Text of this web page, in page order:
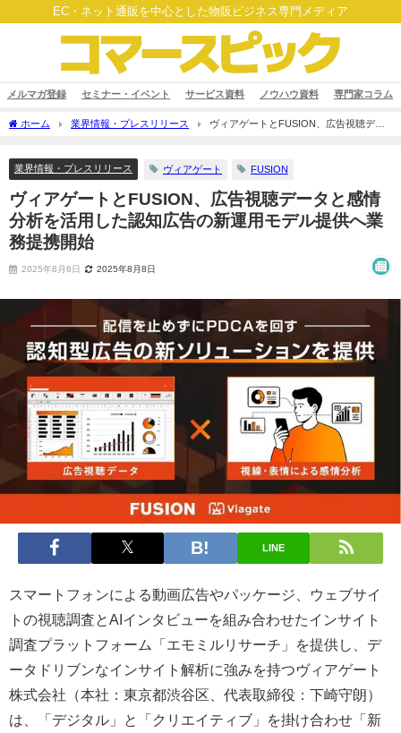
EC・ネット通販を中心とした物販ビジネス専門メディア
メルマガ登録 セミナー・イベント サービス資料 ノウハウ資料 専門家コラム
ホーム 業界情報・プレスリリース
ヴィアゲートとFUSION、広告視聴デー
業界情報・プレスリリース ヴィアゲート FUSION
ヴィアゲートとFUSION、広告視聴データと感情
分析を活用した認知広告の新運用モデル提供へ業
務提携開始
2025年8月8日 2025年8月8日
LINE
スマートフォンによる動画広告やパッケージ、ウェブサイ
トの視聴調査とAIインタビューを組み合わせたインサイト
調査プラットフォーム「エモミルリサーチ」を提供し、デ
ータドリブンなインサイト解析に強みを持つヴィアゲート
株式会社（本社：東京都渋谷区、代表取締役：下崎守朗）
は、「デジタル」と「クリエイティブ」を掛け合わせ「新